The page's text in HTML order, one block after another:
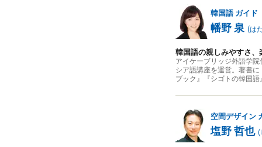
韓国語ガイド
幡野 泉 (は
韓国語の親しみやすさ
アイケーブリッジ外語学
シア語講座を運営。著書
ブック』『シゴトの韓国
空間デザイン
塩野 哲也 (